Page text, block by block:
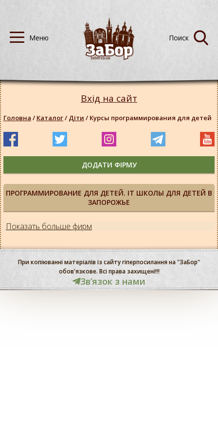
ПРОГРАММИРОВАНИЕ ДЛЯ ДЕТЕЙ. IT ШКОЛЫ ДЛЯ ДЕТЕЙ В
ЗАПОРОЖЬЕ
Показать больше фирм
Вхід на сайт
Головна / Каталог/ Діти / Курсы программирования для детей
ДОДАТИ ФІРМУ
При копіюванні матеріалів із сайту гіперпосилання на "ЗаБор"
обов'язкове. Всі права захищені!!!
Звʼязок з нами